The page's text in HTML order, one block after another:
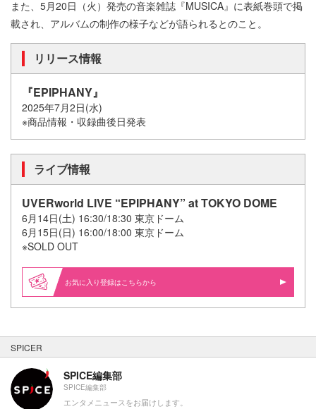
また、5月20日（火）発売の音楽雑誌『MUSICA』に表紙巻頭で掲
載され、アルバムの制作の様子などが語られるとのこと。
リリース情報
『EPIPHANY』
2025年7月2日(水)
※商品情報・収録曲後日発表
ライブ情報
UVERworld LIVE “EPIPHANY” at TOKYO DOME
6月14日(土) 16:30/18:30 東京ドーム
6月15日(日) 16:00/18:00 東京ドーム
※SOLD OUT
お気に入り登録はこちらから
SPICER
SPICE編集部
SPICE編集部
エンタメニュースをお届けします。